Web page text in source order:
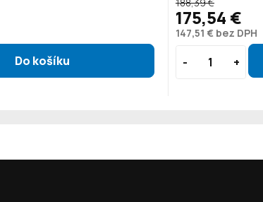
147,51 € bez DPH
175,54 €